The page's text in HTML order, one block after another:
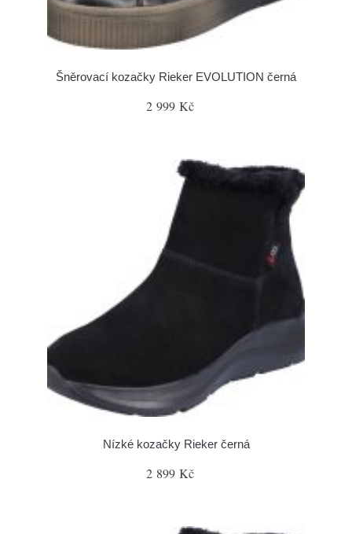
Šněrovací kozačky Rieker EVOLUTION černá
2 999 Kč
Nízké kozačky Rieker černá
2 899 Kč